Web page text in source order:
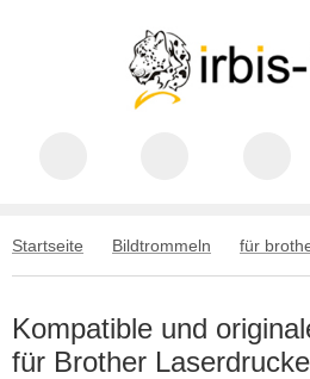
Startseite Bildtrommeln für
Kompatible und
für Brother